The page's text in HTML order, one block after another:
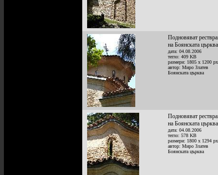
Подновяват
на Боянската църква
дата: 04.08.2006
тегло: 409 KB
размери: 1805 x 1200
автор: Миро Златев
Боянската църква
Подновяват
на Боянската църква
дата: 04.08.2006
тегло: 578 KB
размери: 1800 x 1294
автор: Миро Златев
Боянската църква